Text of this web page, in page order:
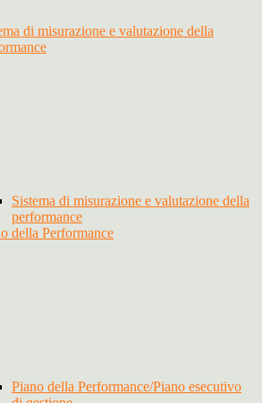
di misurazione e valutazione della
Sistema di misurazione e valutazione della
performance
della Performance
Piano della Performance/Piano esecutivo